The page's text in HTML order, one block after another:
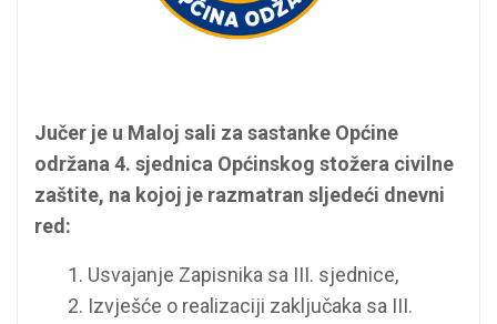
Jučer je u Maloj sali za sastanke Općine
održana 4. sjednica Općinskog stožera civilne
zaštite, na kojoj je razmatran sljedeći dnevni
red:
1. Usvajanje Zapisnika sa III. sjednice,
2. Izvješće o realizaciji zaključaka sa III.